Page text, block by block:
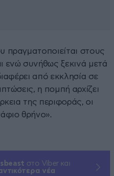
πραγματοποιείται στους
ενώ συνήθως ξεκινά μετά
από εκκλησία σε
η πομπή αρχίζει
της περιφοράς, οι
θρήνο».
στο Viber και
νέα